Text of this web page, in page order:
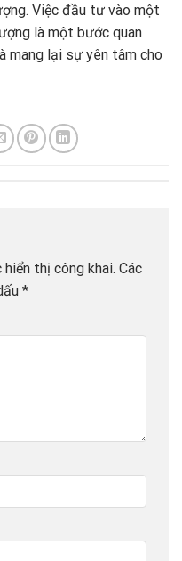
Việc đầu tư vào một
là một bước quan
mang lại sự yên tâm cho
thị công khai. Các
*